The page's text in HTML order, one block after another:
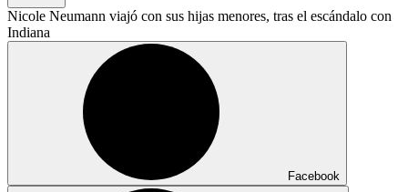
Nicole Neumann viajó con sus hijas menores, tras el escándalo con
Indiana
Facebook